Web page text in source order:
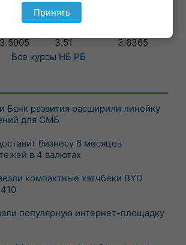
2.9455
3.4005 3.41
3.5005 3.51
3.6365
Все курсы НБ РБ
Банк развития расширили линейку
для СМБ
бизнесу 6 месяцев
в 4 валютах
компактные хэтчбеки BYD
популярную интернет-площадку
Принять